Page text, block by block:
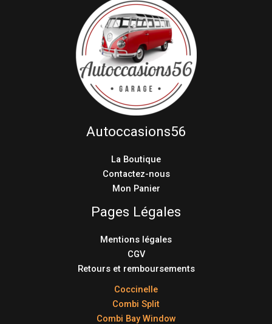
Autoccasions56
La Boutique
Contactez-nous
Mon Panier
Pages Légales
Mentions légales
CGV
Retours et remboursements
Coccinelle
Combi Split
Combi Bay Window